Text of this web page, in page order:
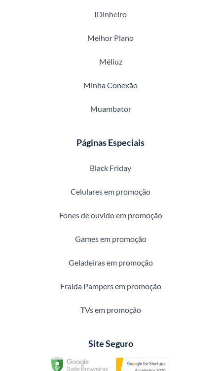
IDinheiro
Melhor Plano
Méliuz
Minha Conexão
Muambator
Páginas Especiais
Black Friday
Celulares em promoção
Fones de ouvido em promoção
Games em promoção
Geladeiras em promoção
Fralda Pampers em promoção
TVs em promoção
Site Seguro